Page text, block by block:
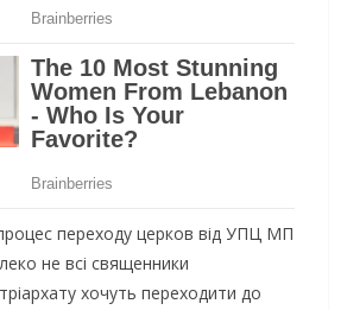
переходу церков від УПЦ МП
не всі священники
хочуть переходити до